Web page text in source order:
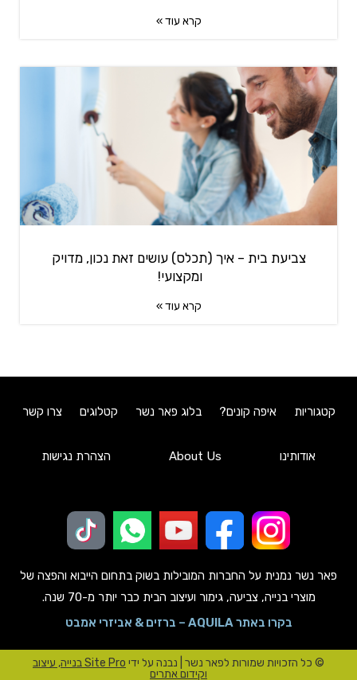
קרא עוד »
צביעת בית – איך (תכלס) עושים זאת נכון, מדויק
ומקצועי!
קרא עוד »
קטגוריות איפה קונים? בלוג פאר נשר קטלוגים צרו קשר
אודותינו About Us הצהרת נגישות
פאר נשר נמנית על החברות המובילות בשוק בתחום הייבוא והפצה של
מוצרי בנייה, צביעה, גימור ועיצוב הבית כבר יותר מ-70 שנה.
בקרו באתר AQUILA – ברזים & אביזרי אמבט
© כל הזכויות שמורות לפאר נשר | נבנה על ידי
Site Pro בנייה, עיצוב
וקידום אתרים